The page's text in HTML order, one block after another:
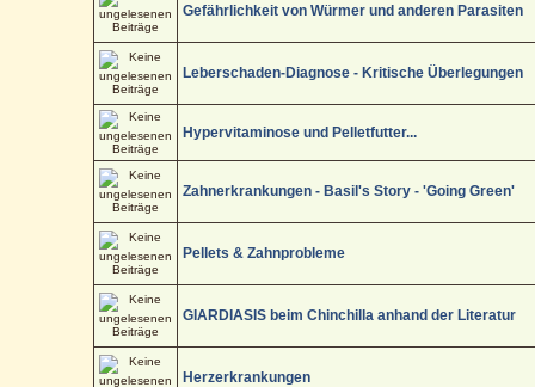
Gefährlichkeit von Würmer und anderen Parasiten
Leberschaden-Diagnose - Kritische Überlegungen
Hypervitaminose und Pelletfutter...
Zahnerkrankungen - Basil's Story - 'Going Green'
Pellets & Zahnprobleme
GIARDIASIS beim Chinchilla anhand der Literatur
Herzerkrankungen